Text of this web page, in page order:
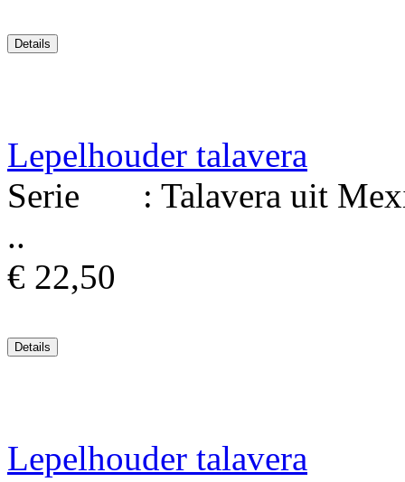
Lepelhouder talavera
Serie : Talavera uit
..
€ 22,50
Lepelhouder talavera